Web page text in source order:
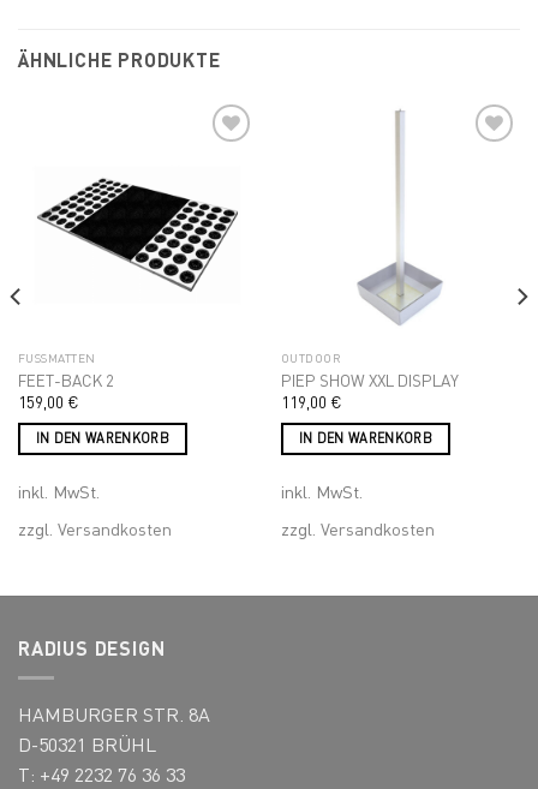
Die
Produktseite
gewählt
werden
ÄHNLICHE PRODUKTE
Add to
wishlist
FUSSMATTEN
FEET-BACK 2
159,00 €
IN DEN WARENKORB
inkl. MwSt.
zzgl. Versandkosten
OUTDOOR
PIEP SHOW XXL DISPLAY
119,00 €
IN DEN WARENKORB
inkl. MwSt.
zzgl. Versandkosten
RADIUS DESIGN
HAMBURGER STR. 8A
D-50321 BRÜHL
T: +49 2232 76 36 33